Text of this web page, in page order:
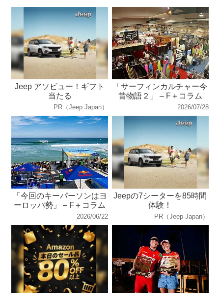
Jeep アソビュー！ギフト
当たる
PR（Jeep Japan）
「サーフィンカルチャー今
昔物語２」 – F＋コラム
2026/07/28
「今回のキーパーソンはヨ
ーロッパ勢」 – F＋コラム
2026/06/22
Jeepの7シーターを85時間
体験！
PR（Jeep Japan）